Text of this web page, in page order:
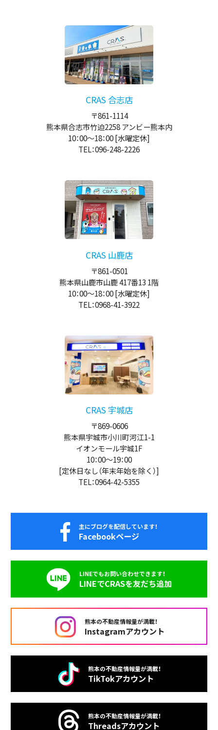
CRAS 合志店
〒861-1114
熊本県合志市竹迫2258 アンビー熊本内
10：00～18：00[水曜定休]
TEL：096-248-2226
CRAS 山鹿店
〒861-0501
熊本県山鹿市山鹿 417番13 1階
10：00～18：00[水曜定休]
TEL：0968-41-3922
CRAS 宇城店
〒869-0606
熊本県宇城市小川町河江1-1
イオンモール宇城1F
10：00～19：00
[定休日なし（年末年始を除く）]
TEL：0964-42-5355
主にブログを配信しています！
Facebookページ
LINEでもお問い合わせできます！
LINEでCRASを友だち追加
熊本の不動産情報量が満載！
Instagramアカウント
熊本の不動産情報量が満載！
TikTokアカウント
熊本の不動産情報量が満載！
Threadsアカウント